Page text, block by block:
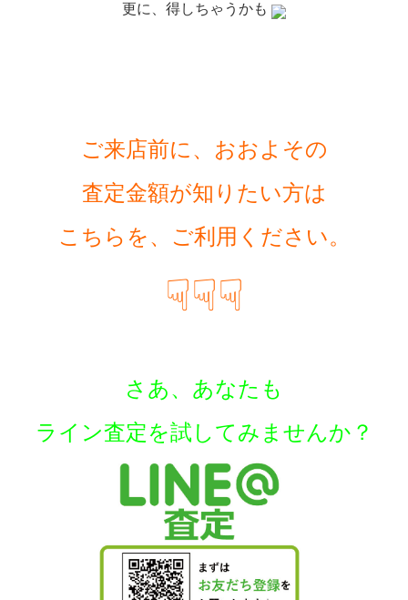
更に、得しちゃうかも
ご来店前に、おおよその
査定金額が知りたい方は
こちらを、ご利用ください。
☟☟☟
さあ、あなたも
ラ イン査定を試してみませんか？